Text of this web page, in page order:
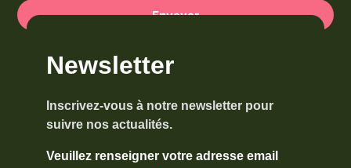
Envoyer
Newsletter
Inscrivez-vous à notre newsletter pour
suivre nos actualités.
Veuillez renseigner votre adresse email